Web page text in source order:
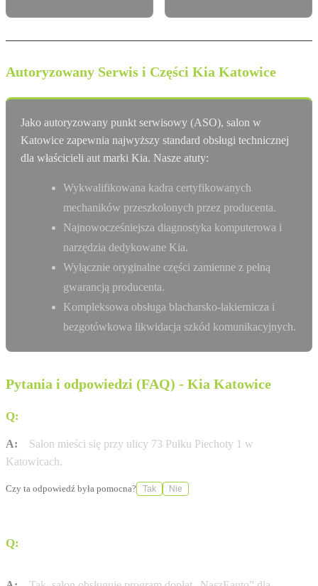
Autoryzowany Serwis i Części Kia Katowice
Jako autoryzowany punkt serwisowy (ASO), salon w
Katowice zapewnia najwyższy standard obsługi technicznej
dla właścicieli aut marki Kia. Nasze atuty:
Wykwalifikowana kadra certyfikowanych
mechaników przeszkolonych przez producenta.
Najnowocześniejsza diagnostyka komputerowa i
narzędzia dedykowane Kia.
Wyłącznie oryginalne części zamienne z pełną
gwarancją producenta.
Kompleksowa obsługa blacharsko-lakiernicza i
bezgotówkowa likwidacja szkód komunikacyjnych.
Pytania i odpowiedzi (FAQ) - Kia Katowice
Q:
A:
Salon mieści się przy ulicy 73 Pułku Piechoty 1 w
Katowicach.
Czy ta odpowiedź była pomocna? Tak Nie
Q: